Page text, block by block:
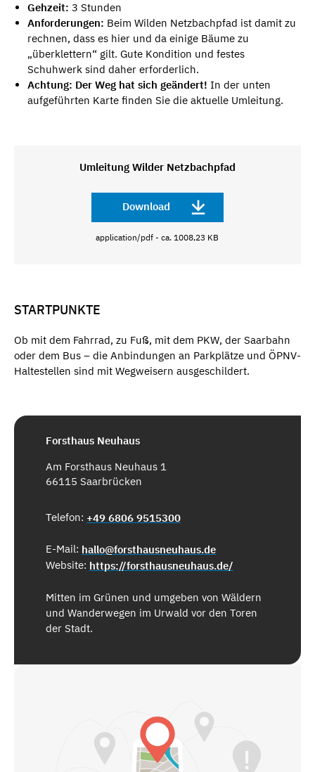
Gehzeit: 3 Stunden
Anforderungen: Beim Wilden Netzbachpfad ist damit zu
rechnen, dass es hier und da einige Bäume zu
„überklettern“ gilt. Gute Kondition und festes
Schuhwerk sind daher erforderlich.
Achtung: Der Weg hat sich geändert! In der unten
aufgeführten Karte finden Sie die aktuelle Umleitung.
Umleitung Wilder Netzbachpfad
Download
application/pdf - ca. 1008,23 KB
STARTPUNKTE
Ob mit dem Fahrrad, zu Fuß, mit dem PKW, der Saarbahn
oder dem Bus – die Anbindungen an Parkplätze und ÖPNV-
Haltestellen sind mit Wegweisern ausgeschildert.
Forsthaus Neuhaus
Am Forsthaus Neuhaus 1
66115 Saarbrücken
Telefon: +49 6806 9515300
E-Mail: hallo@forsthausneuhaus.de
Website: https://forsthausneuhaus.de/
Mitten im Grünen und umgeben von Wäldern
und Wanderwegen im Urwald vor den Toren
der Stadt.